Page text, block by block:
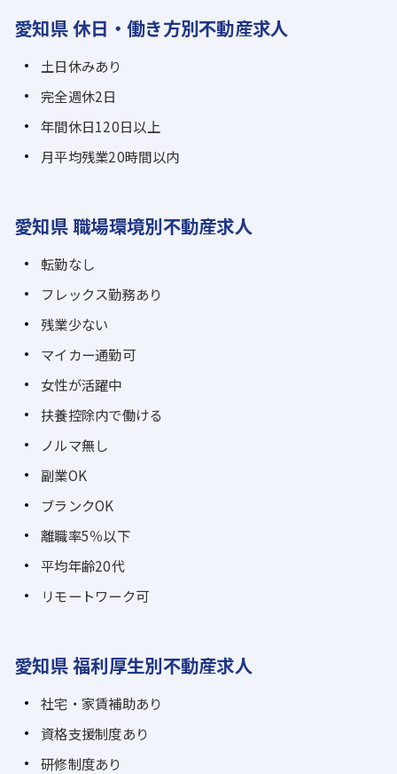
愛知県 休日・働き方別不動産求人
土日休みあり
完全週休2日
年間休日120日以上
月平均残業20時間以内
愛知県 職場環境別不動産求人
転勤なし
フレックス勤務あり
残業少ない
マイカー通勤可
女性が活躍中
扶養控除内で働ける
ノルマ無し
副業OK
ブランクOK
離職率5％以下
平均年齢20代
リモートワーク可
愛知県 福利厚生別不動産求人
社宅・家賃補助あり
資格支援制度あり
研修制度あり